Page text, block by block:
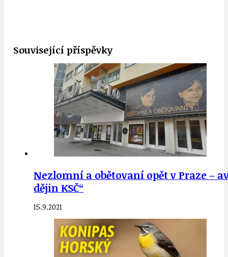
Související příspěvky
Nezlomní a obětovaní opět v Praze –
dějin KSČ“
15.9.2021